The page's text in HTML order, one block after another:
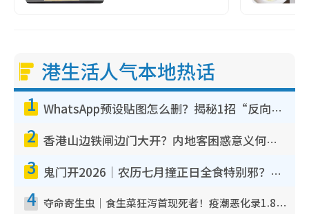
港生活人气本地热话
1 WhatsApp预设贴图怎么删？揭秘1招“反向操作”还原简洁界面 附3步实测教程
2 香港山边铁闸边门大开？内地客困惑意义何在！网友神回复：这种叫法理性防御
3 鬼门开2026｜农历七月撞正日全食特别邪？专家警告切忌做一事！揭4大禁忌+2招保平安
4 夺命寄生虫｜食生菜狂泻首现死者！疫潮恶化录1.8万宗病例 揭洗菜3大谬误